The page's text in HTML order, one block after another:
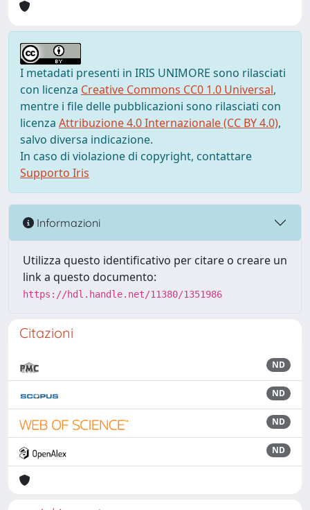
I metadati presenti in IRIS UNIMORE sono rilasciati
con licenza Creative Commons CC0 1.0 Universal,
mentre i file delle pubblicazioni sono rilasciati con
licenza Attribuzione 4.0 Internazionale (CC BY 4.0),
salvo diversa indicazione.
In caso di violazione di copyright, contattare
Supporto Iris
Informazioni
Utilizza questo identificativo per citare o creare un
link a questo documento:
https://hdl.handle.net/11380/1351986
Citazioni
ND
ND
ND
ND